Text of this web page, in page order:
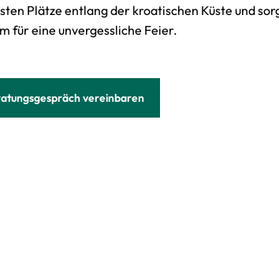
Plätze entlang der kroatischen Küste und
für eine unvergessliche Feier.
vereinbaren